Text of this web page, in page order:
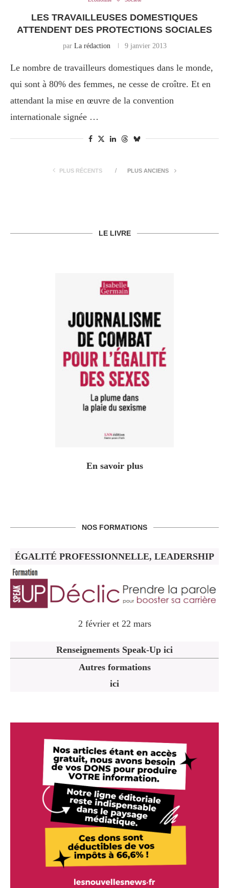
LES TRAVAILLEUSES DOMESTIQUES
ATTENDENT DES PROTECTIONS SOCIALES
par La rédaction 9 janvier 2013
Le nombre de travailleurs domestiques dans le monde,
qui sont à 80% des femmes, ne cesse de croître. Et en
attendant la mise en œuvre de la convention
internationale signée …
PLUS RÉCENTS PLUS ANCIENS
LE LIVRE
En savoir plus
NOS FORMATIONS
ÉGALITÉ PROFESSIONNELLE, LEADERSHIP
2 février et 22 mars
Renseignements Speak-Up ici
Autres formations
ici